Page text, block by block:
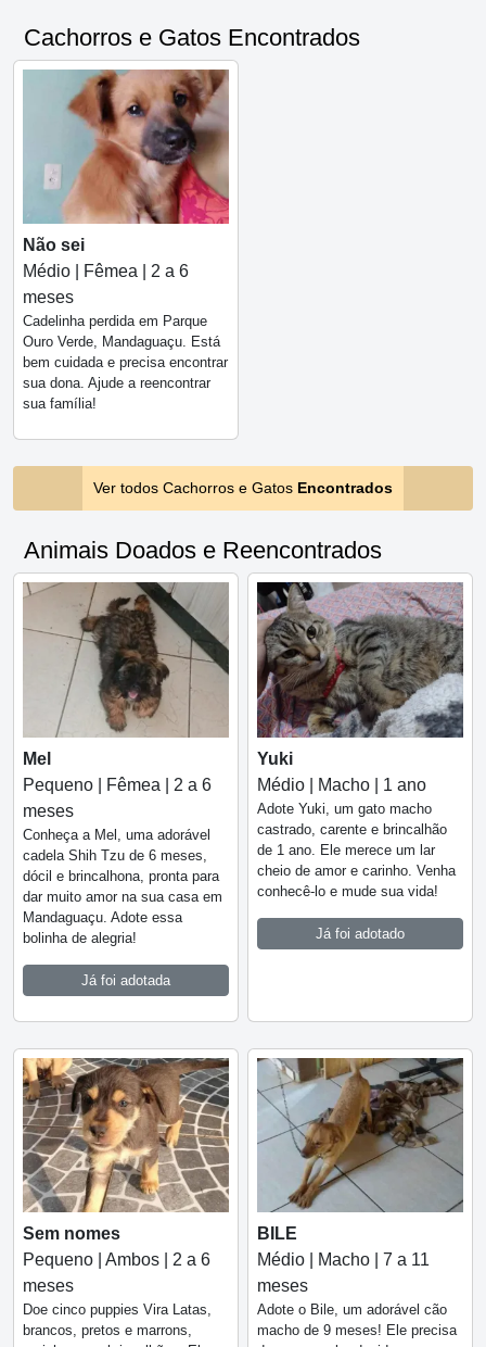
Cachorros e Gatos Encontrados
Não sei
Médio | Fêmea | 2 a 6
meses
Cadelinha perdida em Parque
Ouro Verde, Mandaguaçu. Está
bem cuidada e precisa encontrar
sua dona. Ajude a reencontrar
sua família!
Ver todos Cachorros e Gatos Encontrados
Animais Doados e Reencontrados
Mel
Pequeno | Fêmea | 2 a 6
meses
Conheça a Mel, uma adorável
cadela Shih Tzu de 6 meses,
dócil e brincalhona, pronta para
dar muito amor na sua casa em
Mandaguaçu. Adote essa
bolinha de alegria!
Já foi adotada
Yuki
Médio | Macho | 1 ano
Adote Yuki, um gato macho
castrado, carente e brincalhão
de 1 ano. Ele merece um lar
cheio de amor e carinho. Venha
conhecê-lo e mude sua vida!
Já foi adotado
Sem nomes
Pequeno | Ambos | 2 a 6
meses
Doe cinco puppies Vira Latas,
brancos, pretos e marrons,
BILE
Médio | Macho | 7 a 11
meses
Adote o Bile, um adorável cão
macho de 9 meses! Ele precisa